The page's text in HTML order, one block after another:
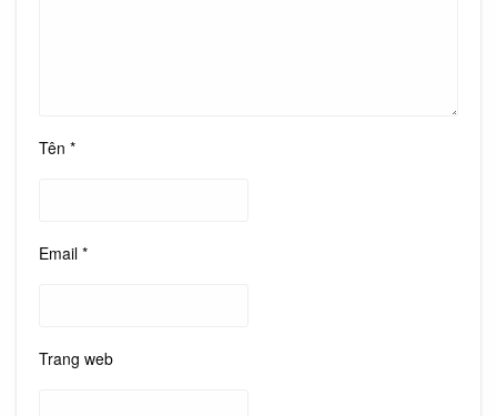
Tên *
Email *
Trang web